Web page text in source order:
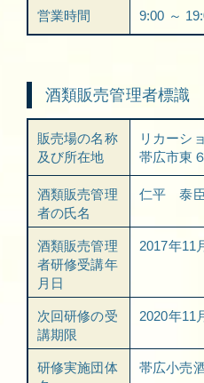
営業時間 9:00 ～
酒類販売管理者標識
販売場の名称
及び所在地
リカーシ
帯広市東
酒類販売管理
者の氏名
仁平 泰
酒類販売管理
者研修受講年
月日
2017年11
次回研修の受
講期限
2020年11
研修実施団体
帯広小売